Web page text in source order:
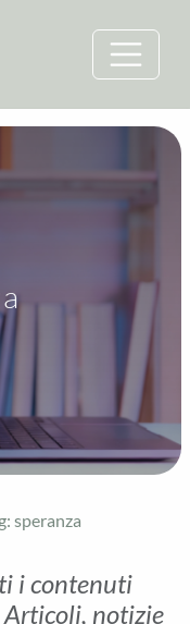
speranza
i contenuti
Articoli, notizie